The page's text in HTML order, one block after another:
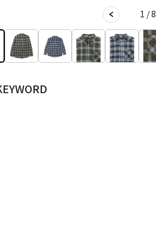
1 / 8